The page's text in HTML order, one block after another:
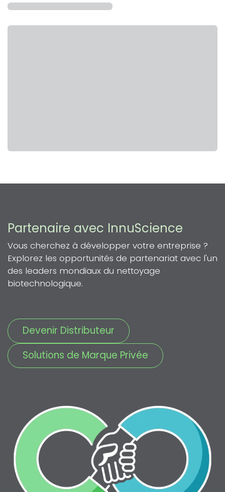
Partenaire avec InnuScience
Vous cherchez à développer votre entreprise ?
Explorez les opportunités de partenariat avec l'un
des leaders mondiaux du nettoyage
biotechnologique.
Devenir Distributeur
Solutions de Marque Privée